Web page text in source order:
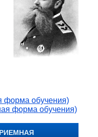
форма обучения)
форма обучения)